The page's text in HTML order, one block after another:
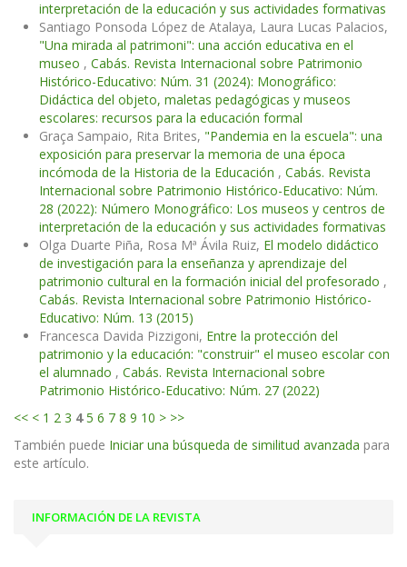
interpretación de la educación y sus actividades formativas
Santiago Ponsoda López de Atalaya, Laura Lucas Palacios,
"Una mirada al patrimoni": una acción educativa en el
museo , Cabás. Revista Internacional sobre Patrimonio
Histórico-Educativo: Núm. 31 (2024): Monográfico:
Didáctica del objeto, maletas pedagógicas y museos
escolares: recursos para la educación formal
Graça Sampaio, Rita Brites, "Pandemia en la escuela": una
exposición para preservar la memoria de una época
incómoda de la Historia de la Educación , Cabás. Revista
Internacional sobre Patrimonio Histórico-Educativo: Núm.
28 (2022): Número Monográfico: Los museos y centros de
interpretación de la educación y sus actividades formativas
Olga Duarte Piña, Rosa Mª Ávila Ruiz, El modelo didáctico
de investigación para la enseñanza y aprendizaje del
patrimonio cultural en la formación inicial del profesorado ,
Cabás. Revista Internacional sobre Patrimonio Histórico-
Educativo: Núm. 13 (2015)
Francesca Davida Pizzigoni, Entre la protección del
patrimonio y la educación: "construir" el museo escolar con
el alumnado , Cabás. Revista Internacional sobre
Patrimonio Histórico-Educativo: Núm. 27 (2022)
<< < 1 2 3 4 5 6 7 8 9 10 > >>
También puede Iniciar una búsqueda de similitud avanzada para
este artículo.
INFORMACIÓN DE LA REVISTA